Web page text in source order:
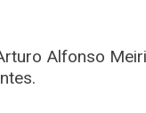
Alfonso